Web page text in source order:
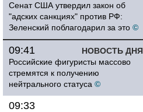
Сенат США утвердил закон об
"адских санкциях" против РФ:
Зеленский поблагодарил за это ©
НОВОСТЬ ДНЯ
09:41
Российские фигуристы массово
стремятся к получению
нейтрального статуса ©
09:33